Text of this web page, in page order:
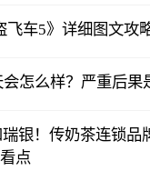
飞车5》详细图文攻
怎么样？严重后果
银！传奶茶连锁品
点